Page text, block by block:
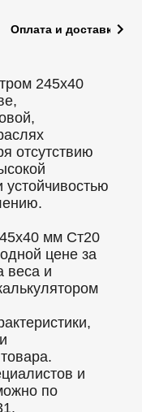
Оплата и доставка
245x40
отсутствию
мм Ст20
цене за
веса и
и
по